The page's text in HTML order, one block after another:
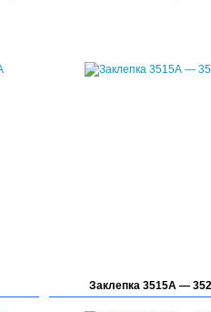
Заклепка 3515А —